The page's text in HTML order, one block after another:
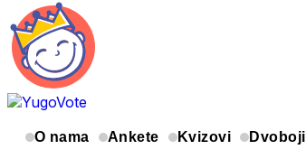
O nama Ankete Kvizovi Dvoboji